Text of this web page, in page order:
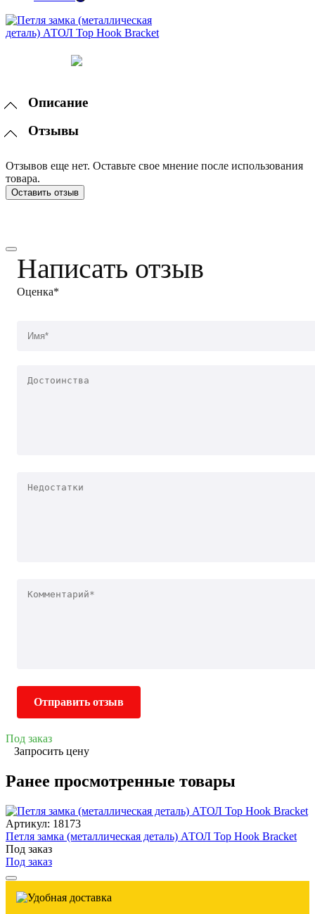
Описание
Отзывы
Отзывов еще нет. Оставьте свое мнение после использования
товара.
Оставить отзыв
Написать отзыв
Оценка*
Отправить отзыв
Под заказ
Запросить цену
Ранее просмотренные товары
Артикул: 18173
Петля замка (металлическая деталь) АТОЛ Top Hook Bracket
Под заказ
Под заказ